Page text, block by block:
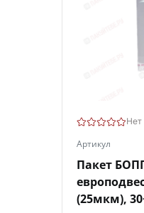
Нет
Артикул
Пакет
(25мкм),